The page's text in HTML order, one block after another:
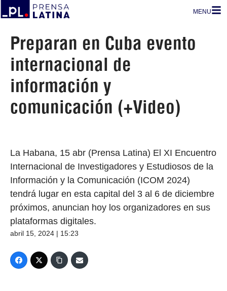
MENU
Preparan en Cuba evento
internacional de
información y
comunicación (+Video)
La Habana, 15 abr (Prensa Latina) El XI Encuentro
Internacional de Investigadores y Estudiosos de la
Información y la Comunicación (ICOM 2024)
tendrá lugar en esta capital del 3 al 6 de diciembre
próximos, anuncian hoy los organizadores en sus
plataformas digitales.
abril 15, 2024 | 15:23